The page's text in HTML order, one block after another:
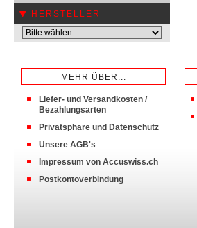
HERSTELLER
MEHR ÜBER...
Liefer- und Versandkosten /
Bezahlungsarten
Privatsphäre und Datenschutz
Unsere AGB's
Impressum von Accuswiss.ch
Postkontoverbindung